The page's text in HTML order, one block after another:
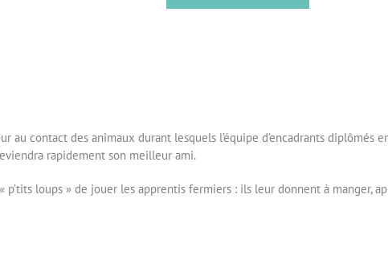
au contact des animaux durant lesquels l’équipe d’encadrants diplômés
rapidement son meilleur ami.
p’tits loups » de jouer les apprentis fermiers : ils leur donnent à manger,